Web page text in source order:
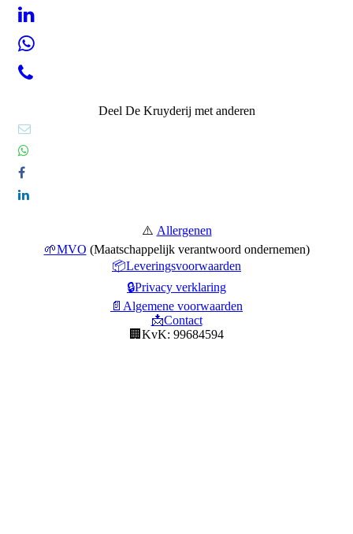
Deel De Kruyderij met anderen
⚠️ Allergenen
🌱MVO (Maatschappelijk verantwoord ondernemen)
📦Leveringsvoorwaarden
🔒Privacy verklaring
📄Algemene voorwaarden
📩Contact
🏢KvK: 99684594